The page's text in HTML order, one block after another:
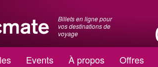
Billets en ligne pour
vos destinations de
voyage
Events À propos Offres